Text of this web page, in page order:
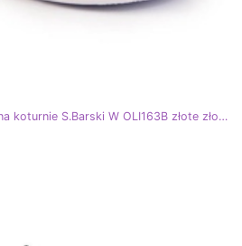
S. BARSKI Klapki skórzane na koturnie S.Barski W OLI163B złote złoty